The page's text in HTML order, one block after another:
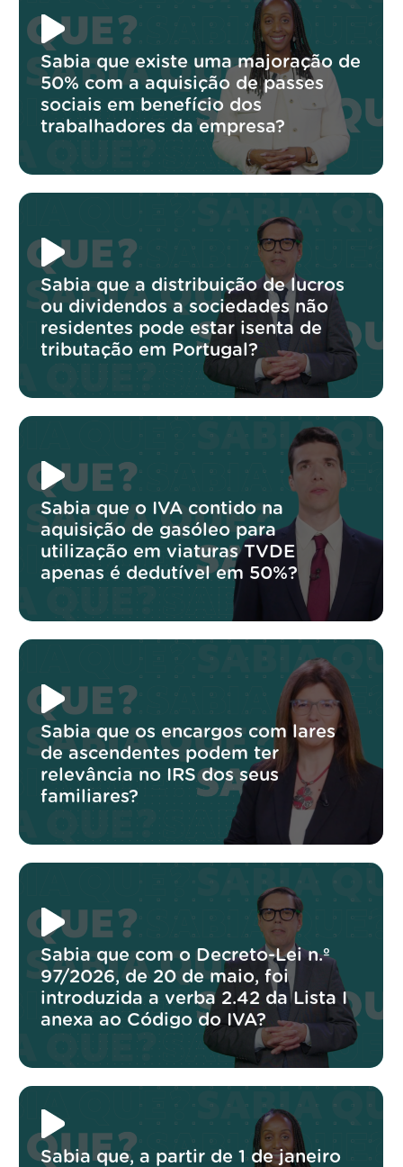
Sabia que existe uma majoração de
50% com a aquisição de passes
sociais em benefício dos
trabalhadores da empresa?
Sabia que a distribuição de lucros
ou dividendos a sociedades não
residentes pode estar isenta de
tributação em Portugal?
Sabia que o IVA contido na
aquisição de gasóleo para
utilização em viaturas TVDE
apenas é dedutível em 50%?
Sabia que os encargos com lares
de ascendentes podem ter
relevância no IRS dos seus
familiares?
Sabia que com o Decreto-Lei n.º
97/2026, de 20 de maio, foi
introduzida a verba 2.42 da Lista I
anexa ao Código do IVA?
Sabia que, a partir de 1 de janeiro